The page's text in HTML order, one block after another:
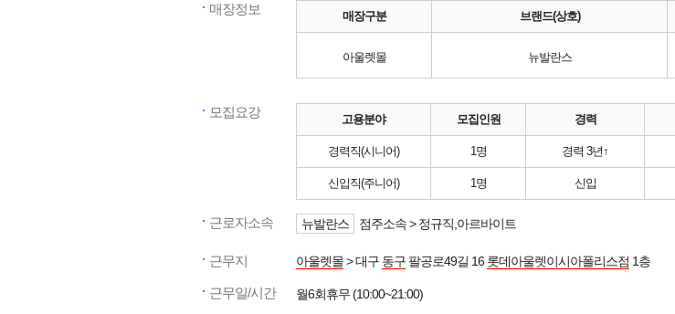
매장정보 매장구분 브랜드(상호)
아울렛몰 뉴발란스
모집요강 고용분야 모집인원 경력
경력직(시니어) 1명 경력 3년↑
신입직(주니어) 1명 신입
근로자소속 뉴발란스 점주소속 > 정규직,아르바이트
근무지 아울렛몰> 대구 동구팔공로49길 16 롯데아울렛이시아폴리스점 1층
근무일/시간 월6회휴무 (10:00~21:00)